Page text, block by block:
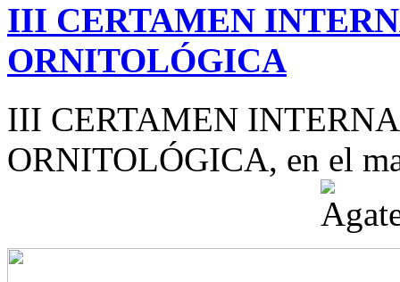
III CERTAMEN
ORNITOLÓGICA
III CERTAMEN
ORNITOLÓGICA, en el